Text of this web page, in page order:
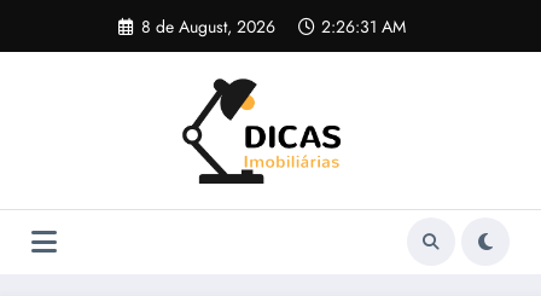
content
8 de August, 2026 2:26:32 AM